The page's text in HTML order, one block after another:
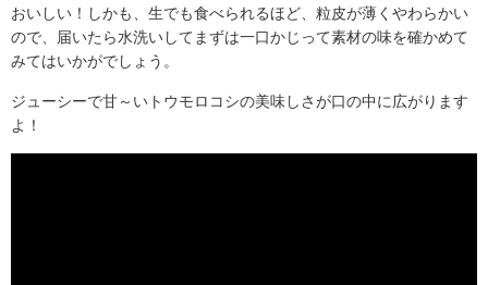
おいしい！しかも、生でも食べられるほど、粒皮が薄くやわらかい
ので、届いたら水洗いしてまずは一口かじって素材の味を確かめて
みてはいかがでしょう。
ジューシーで甘～いトウモロコシの美味しさが口の中に広がります
よ！